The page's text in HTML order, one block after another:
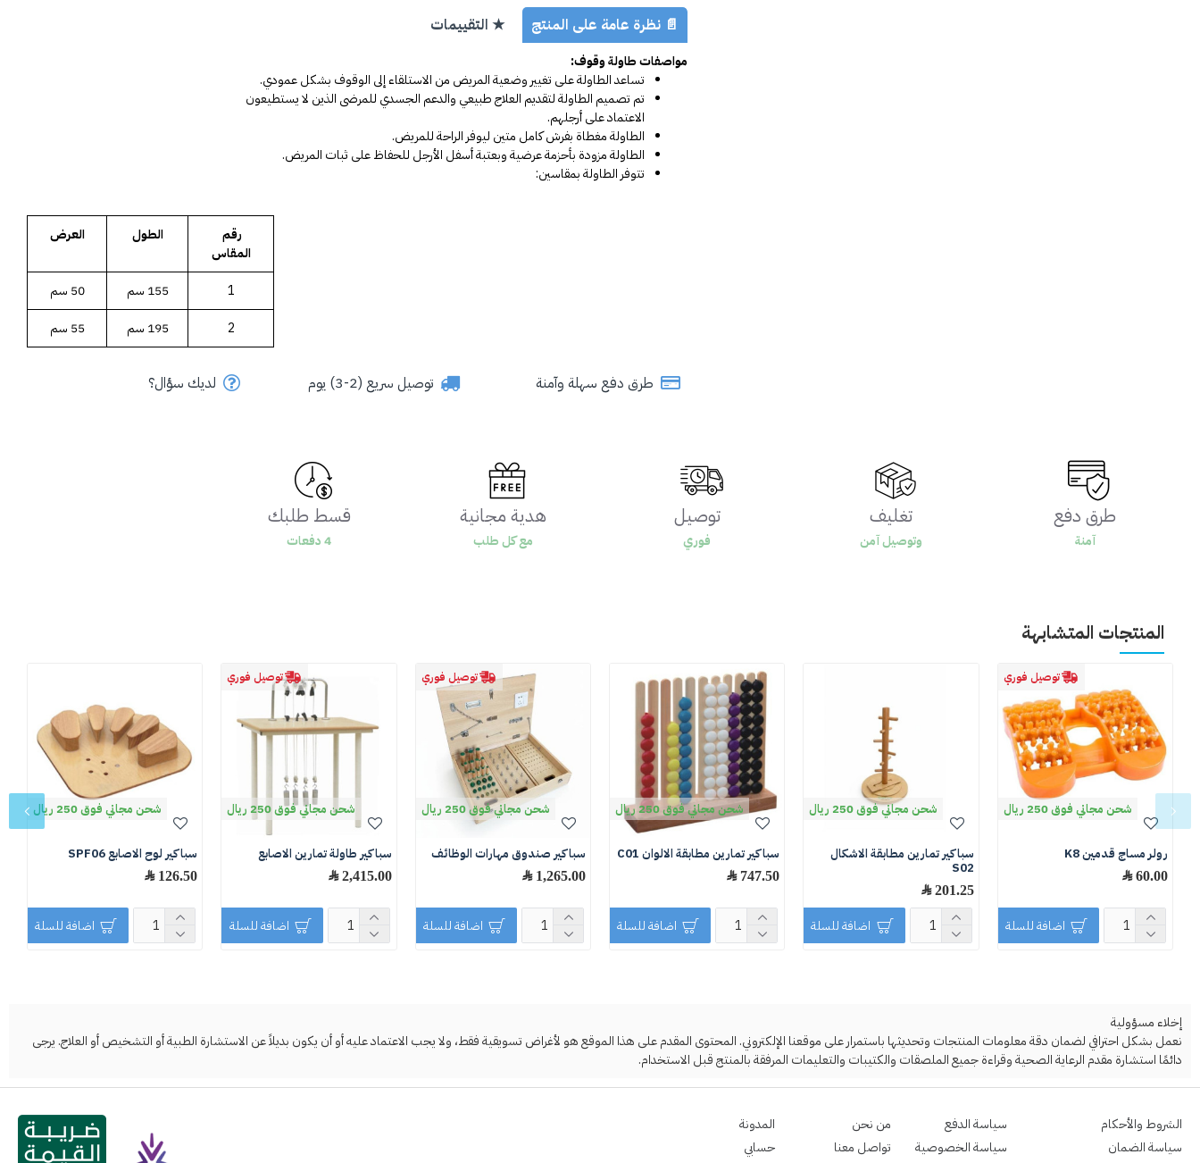
طرق دفع سهلة وآمنة توصيل سريع (2-3) يوم لديك سؤال؟
📄 نظرة عامة على المنتج ★ التقييمات
مواصفات طاولة وقوف:
تساعد الطاولة على تغيير وضعية المريض من الاستلقاء إلى الوقوف بشكل عمودي.
تم تصميم الطاولة لتقديم العلاج طبيعي والدعم الجسدي للمرضى الذين لا يستطيعون
الاعتماد على أرجلهم.
الطاولة مغطاة بفرش كامل متين ليوفر الراحة للمريض.
الطاولة مزودة بأحزمة عرضية وبعتبة أسفل الأرجل للحفاظ على ثبات المريض.
تتوفر الطاولة بمقاسين:
رقم
المقاس
الطول العرض
1 155 سم
50 سم
2
195 سم 55 سم
طرق دفع
آمنة
تغليف
وتوصيل آمن
توصيل
فوري
هدية مجانية
مع كل طلب
قسط طلبك
4 دفعات
المنتجات المتشابهة
توصيل فوري
شحن مجاني فوق 250 ريال
رولر مساج قدمين K8
60.00 ﷼
اضافة للسلة
شحن مجاني فوق 250 ريال
سباكير تمارين مطابقة الاشكال
S02
201.25 ﷼
اضافة للسلة
شحن مجاني فوق 250 ريال
سباكير تمارين مطابقة الالوان C01
747.50 ﷼
اضافة للسلة
توصيل فوري
شحن مجاني فوق 250 ريال
سباكير صندوق مهارات الوظائف
1,265.00 ﷼
اضافة للسلة
توصيل فوري
شحن مجاني فوق 250 ريال
سباكير طاولة تمارين الاصابع
2,415.00 ﷼
اضافة للسلة
شحن مجاني فوق 250 ريال
سباكير لوح الاصابع SPF06
126.50 ﷼
اضافة للسلة
إخلاء مسؤولية
نعمل بشكل احترافي لضمان دقة معلومات المنتجات وتحديثها باستمرار على موقعنا الإلكتروني. المحتوى المقدم على هذا الموقع هو لأغراض تسويقية فقط، ولا يجب الاعتماد عليه أو أن يكون بديلاً عن الاستشارة الطبية أو التشخيص أو العلاج. يرجى
دائمًا استشارة مقدم الرعاية الصحية وقراءة جميع الملصقات والكتيبات والتعليمات المرفقة بالمنتج قبل الاستخدام.
الشروط والأحكام
سياسة الضمان
سياسة الدفع
سياسة الخصوصية
من نحن
تواصل معنا
المدونة
حسابي